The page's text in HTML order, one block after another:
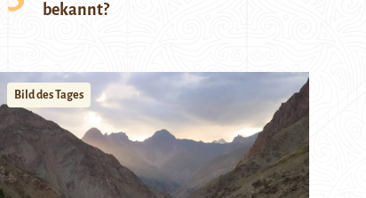
bekannt?
Bild des Tages